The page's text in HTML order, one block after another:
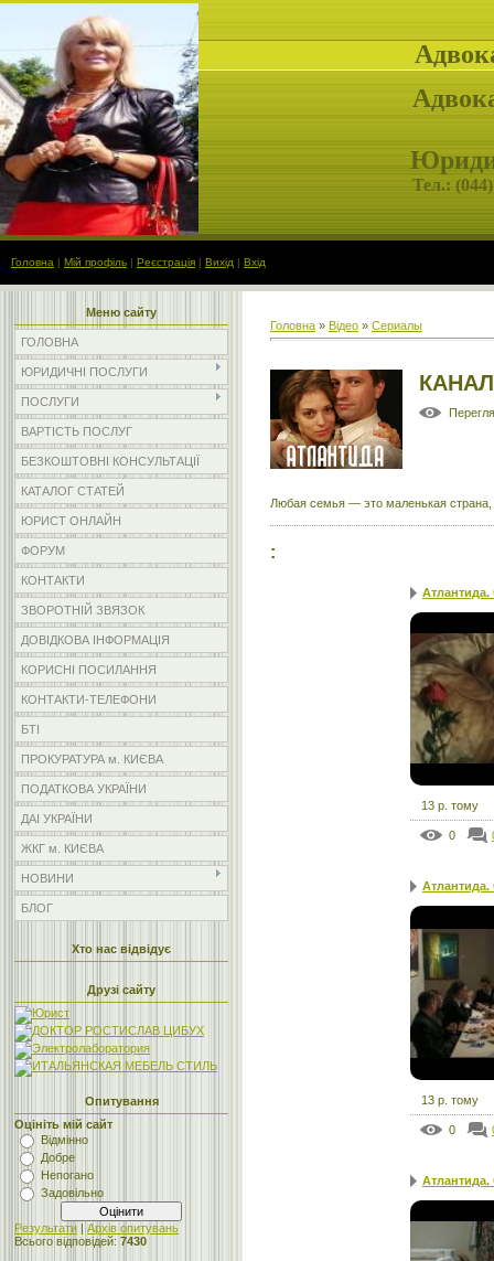
Тел.: (
Головна | Мій профіль | Реєстрація | Вихід | Вхід
Меню сайту
ГОЛОВНА
ЮРИДИЧНІ ПОСЛУГИ
ПОСЛУГИ
ВАРТІСТЬ ПОСЛУГ
БЕЗКОШТОВНІ КОНСУЛЬТАЦІЇ
КАТАЛОГ СТАТЕЙ
ЮРИСТ ОНЛАЙН
ФОРУМ
КОНТАКТИ
ЗВОРОТНІЙ ЗВЯЗОК
ДОВІДКОВА ІНФОРМАЦІЯ
КОРИСНІ ПОСИЛАННЯ
КОНТАКТИ-ТЕЛЕФОНИ
БТІ
ПРОКУРАТУРА м. КИЄВА
ПОДАТКОВА УКРАЇНИ
ДАІ УКРАЇНИ
ЖКГ м. КИЄВА
НОВИНИ
БЛОГ
Хто нас відвідує
Друзі сайту
Опитування
Оцініть мій сайт
Відмінно
Добре
Непогано
Задовільно
Результати | Архів опитувань
Всього відповідей: 7430
Головна » Відео » Сериалы
Любая семья — это маленькая страна,
:
Атлантида.
13 р. тому
0
Атлантида.
13 р. тому
0
Атлантида.